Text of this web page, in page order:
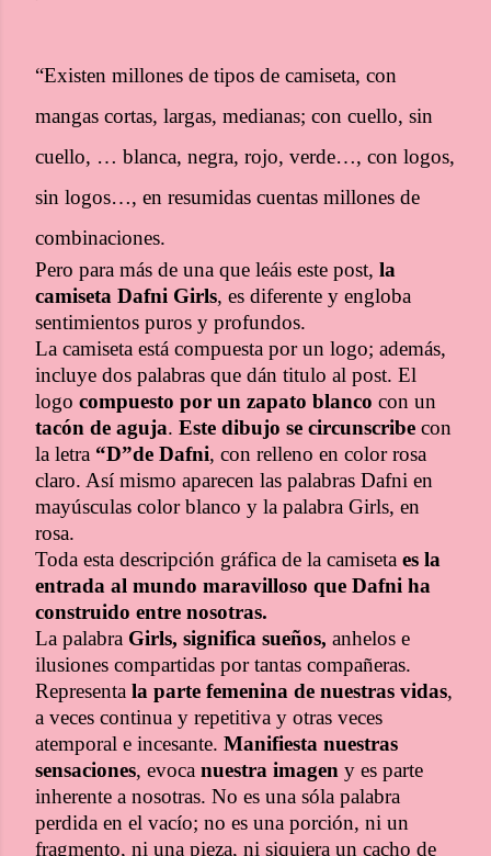
“Existen millones de tipos de camiseta, con
mangas cortas, largas, medianas; con cuello, sin
cuello, … blanca, negra, rojo, verde…, con logos,
sin logos…, en resumidas cuentas millones de
combinaciones.
Pero para más de una que leáis este post, la
camiseta Dafni Girls, es diferente y engloba
sentimientos puros y profundos.
La camiseta está compuesta por un logo; además,
incluye dos palabras que dán titulo al post. El
logo compuesto por un zapato blanco con un
tacón de aguja. Este dibujo se circunscribe con
la letra “D”de Dafni, con relleno en color rosa
claro. Así mismo aparecen las palabras Dafni en
mayúsculas color blanco y la palabra Girls, en
rosa.
Toda esta descripción gráfica de la camiseta es la
entrada al mundo maravilloso que Dafni ha
construido entre nosotras.
La palabra Girls, significa sueños, anhelos e
ilusiones compartidas por tantas compañeras.
Representa la parte femenina de nuestras vidas,
a veces continua y repetitiva y otras veces
atemporal e incesante. Manifiesta nuestras
sensaciones, evoca nuestra imagen y es parte
inherente a nosotras. No es una sóla palabra
perdida en el vacío; no es una porción, ni un
fragmento, ni una pieza, ni siquiera un cacho de